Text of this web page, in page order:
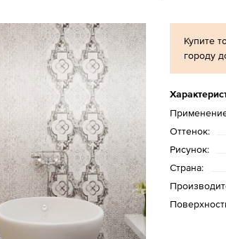
Купите
городу
Оттенок:
Рисунок:
Страна: